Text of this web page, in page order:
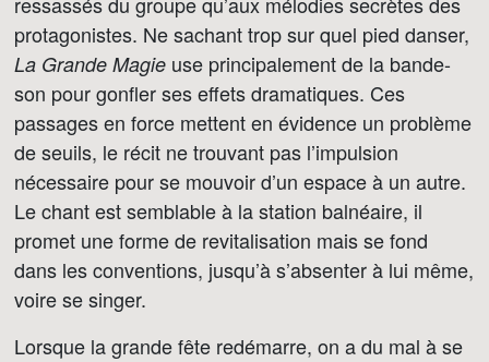
protagonistes. Ne sachant trop sur quel pied danser,
La Grande Magie use principalement de la bande-
son pour gonfler ses effets dramatiques. Ces
passages en force mettent en évidence un problème
de seuils, le récit ne trouvant pas l’impulsion
nécessaire pour se mouvoir d’un espace à un autre.
Le chant est semblable à la station balnéaire, il
promet une forme de revitalisation mais se fond
dans les conventions, jusqu’à s’absenter à lui même,
voire se singer.
Lorsque la grande fête redémarre, on a du mal à se